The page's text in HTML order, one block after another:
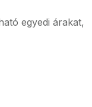
egyedi árakat,